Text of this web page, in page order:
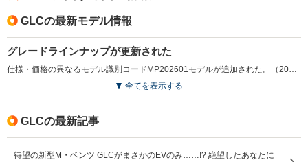
GLCの最新モデル情報
グレードラインナップが更新された
仕様・価格の異なるモデル識別コードMP202601モデルが追加された。（2025.9）
全てを表示する
GLCの最新記事
待望の新型M・ベンツ GLCがまさかのEVのみ……!? 絶望したあなたに